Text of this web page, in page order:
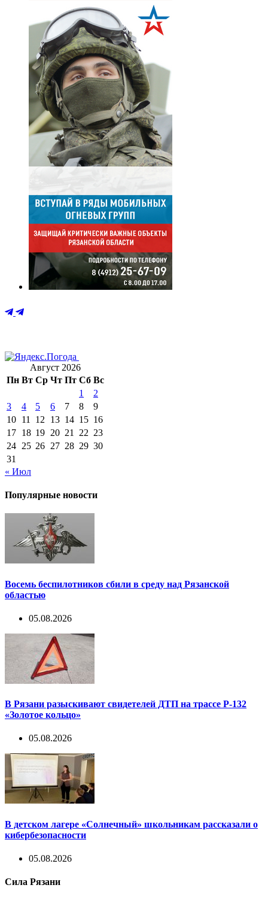
Август 2026
Пн Вт Ср Чт Пт Сб Вс
1
2
3
4 5 6 7 8
9
10 11 12 13 14 15 16
17 18 19 20 21 22 23
24 25 26 27 28 29 30
31
« Июл
Популярные новости
Восемь беспилотников сбили в среду над Рязанской
областью
05.08.2026
В Рязани разыскивают свидетелей ДТП на трассе Р-132
«Золотое кольцо»
05.08.2026
В детском лагере «Солнечный» школьникам рассказали о
кибербезопасности
05.08.2026
Сила Рязани